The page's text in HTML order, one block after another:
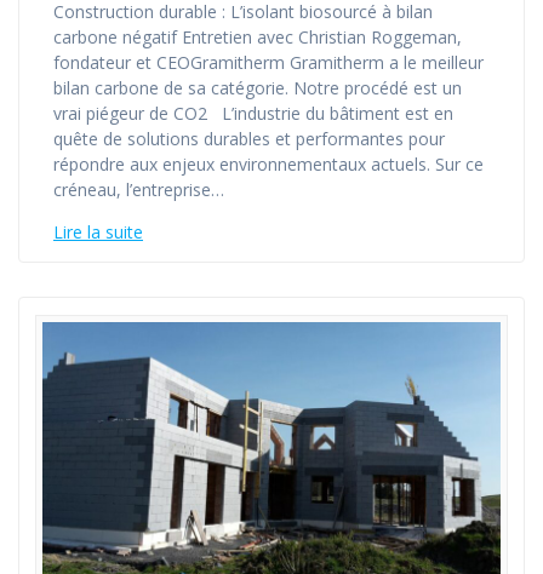
Construction durable : L’isolant biosourcé à bilan
carbone négatif Entretien avec Christian Roggeman,
fondateur et CEOGramitherm Gramitherm a le meilleur
bilan carbone de sa catégorie. Notre procédé est un
vrai piégeur de CO2 L’industrie du bâtiment est en
quête de solutions durables et performantes pour
répondre aux enjeux environnementaux actuels. Sur ce
créneau, l’entreprise…
Lire la suite